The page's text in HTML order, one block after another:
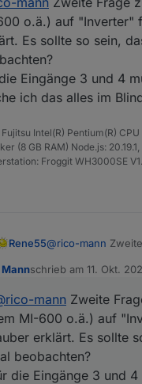
Deye 1600,
Frage: wäre es
Zweite Frage:
o.ä.) auf "Inverter"
Es sollte so sein,
Eingänge 3 und 4
ich das alles im
Fujitsu Intel(R) Pentium(R)
(8 GB RAM) Node.js:
Froggit WH3000SE
Rene55@rico-mann
sein, dass nur in
das alles im
schrieb am 11. Okt.
zuletzt editiert von
rico-mann Zweite
MI-600 o.ä.) auf
erklärt. Es sollte
beobachten?
die Eingänge 3 und